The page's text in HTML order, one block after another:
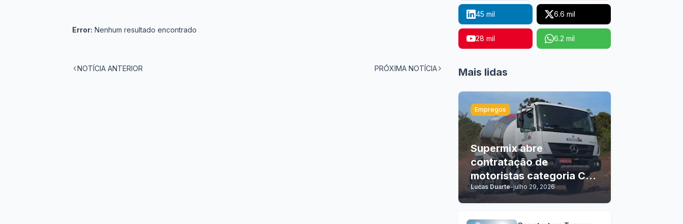
Error: Nenhum resultado encontrado
NOTÍCIA ANTERIOR PRÓXIMA NOTÍCIA
45 mil 6.6 mil
28 mil 6.2 mil
Mais lidas
Empregos
Supermix abre
contratação de
motoristas categoria C, D
e E
Lucas Duarte-julho 29, 2026